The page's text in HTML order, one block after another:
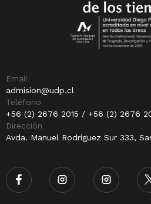
Email
admision@udp.cl
Teléfono
+56 (2) 2676 2015 / +56 (2) 2676
Dirección
Avda. Manuel Rodríguez Sur 333,